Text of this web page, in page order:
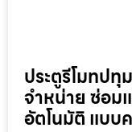
ประตูรีโมทป
จำหน่าย ซ่อม
อัตโนมัติ แบบ